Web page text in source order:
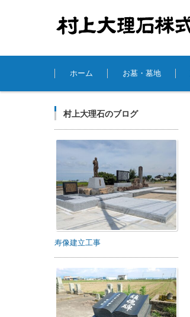
コンテンツに移動
ホーム
お墓・墓地
村上大理石のブログ
寿像建立工事